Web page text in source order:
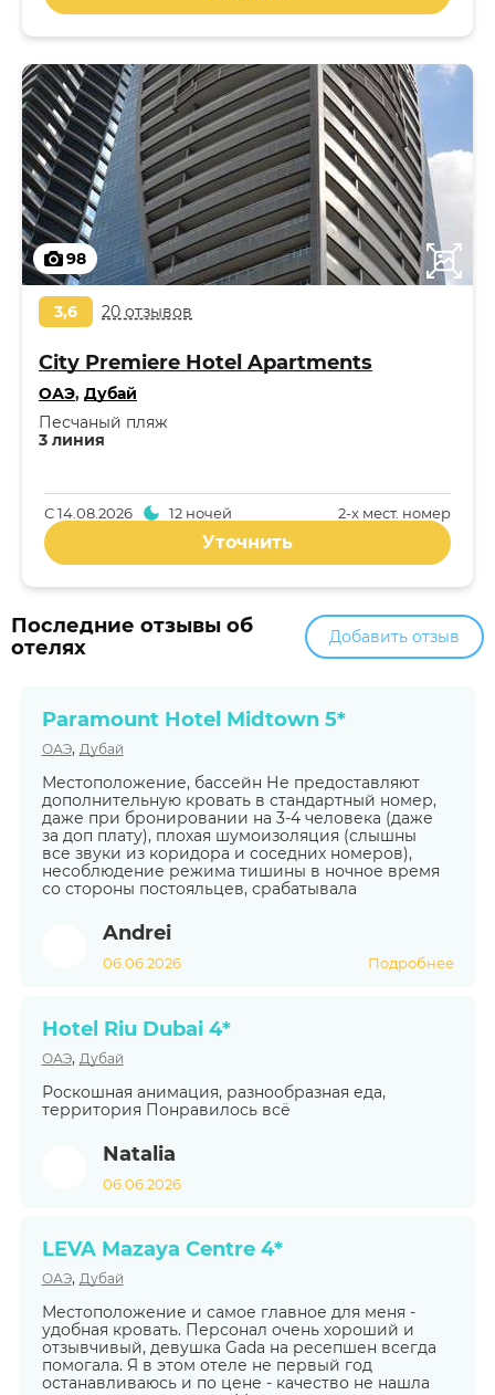
98
3,6 20 отзывов
City Premiere Hotel Apartments
ОАЭ, Дубай
3 линия
Песчаный пляж
2-x мест. номер
С14.08.2026 12 ночей
Уточнить
Последние отзывы об
отелях
Добавить отзыв
Paramount Hotel Midtown 5*
ОАЭ, Дубай
Местоположение, бассейн Не предоставляют
дополнительную кровать в стандартный номер,
даже при бронировании на 3-4 человека (даже
за доп плату), плохая шумоизоляция (слышны
все звуки из коридора и соседних номеров),
несоблюдение режима тишины в ночное время
со стороны постояльцев, срабатывала
Andrei
06.06.2026 Подробнее
Hotel Riu Dubai 4*
ОАЭ, Дубай
Роскошная анимация, разнообразная еда,
территория Понравилось всё
Natalia
06.06.2026
LEVA Mazaya Centre 4*
ОАЭ, Дубай
Местоположение и самое главное для меня -
удобная кровать. Персонал очень хороший и
отзывчивый, девушка Gada на ресепшен всегда
помогала. Я в этом отеле не первый год
останавливаюсь и по цене - качество не нашла